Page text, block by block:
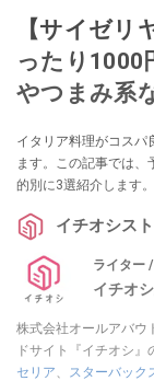
【サイゼリ
ったり1000
やつまみ系
イタリア料理がコスパ
ます。この記事では、
的別に3選紹介します。
イチオシスト
ライター
イチオ
株式会社オールアバウ
ドサイト『イチオシ』
セリア
スターバック